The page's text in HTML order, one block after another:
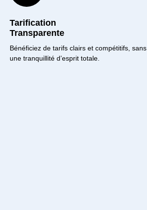
Tarification
Transparente
Bénéficiez de tarifs clairs et compétitifs,
une tranquillité d’esprit totale.